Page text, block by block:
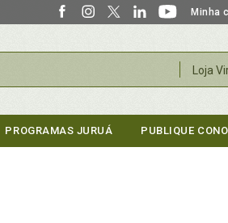
Minha
Loja
PROGRAMAS JURUÁ PUBLIQUE